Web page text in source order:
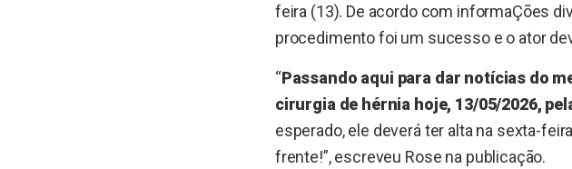
feira (13). De acordo com informaÇões
procedimento foi um sucesso e o ator
“Passando aqui para dar notícias do
cirurgia de hérnia hoje, 13/05/2026,
esperado, ele deverá ter alta na sexta-
frente!”, escreveu Rose na publicação.